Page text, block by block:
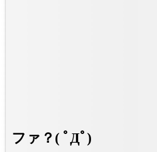
ファ？( ﾟДﾟ)